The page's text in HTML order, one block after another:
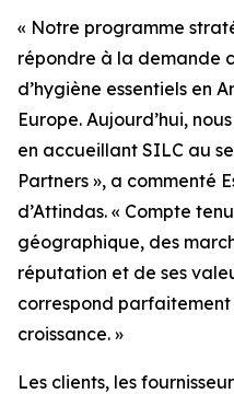
« Notre programme
répondre à la demande
d’hygiène essentiels en
Europe. Aujourd’hui,
en accueillant SILC au
Partners », a commenté
d’Attindas. « Compte
géographique, des
réputation et de ses
correspond parfaitement
croissance. »
Les clients, les